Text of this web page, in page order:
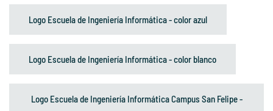
Logo Escuela de Ingeniería Informática - color azul
Logo Escuela de Ingeniería Informática - color blanco
Logo Escuela de Ingeniería Informática Campus San Felipe -